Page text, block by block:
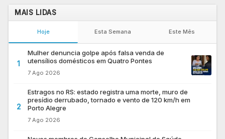
MAIS LIDAS
Hoje Esta Semana Este Mês
1
Mulher denuncia golpe após falsa venda de
utensílios domésticos em Quatro Pontes
7 Ago 2026
2
Estragos no RS: estado registra uma morte, muro de
presídio derrubado, tornado e vento de 120 km/h em
Porto Alegre
7 Ago 2026